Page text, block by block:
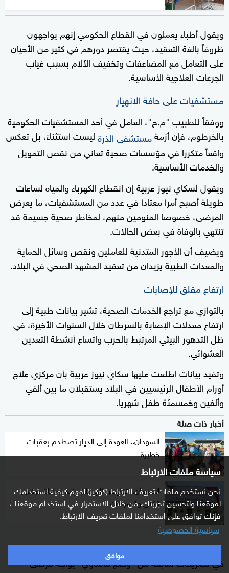
سياسة ملفات الارتباط
نحن نستخدم ملفات تعريف الارتباط (كوكيز) لفهم كيفية استخدامك
لموقعنا ولتحسين تجربتك. من خلال الاستمرار في استخدام موقعنا ،
فإنك توافق على استخدامنا لملفات تعريف الارتباط.
سياسية الخصوصية
موافق
ويقول أطباء يعملون في القطاع الحكومي إنهم يواجهون
ظروفاً بالغة التعقيد، حيث يقتصر دورهم في كثير من الأحيان
على التعامل مع المضاعفات وتخفيف الآلام بسبب غياب
الجرعات العلاجية الأساسية.
مستشفيات على حافة الانهيار
ووفقاً للطبيب "م.ح"، العامل في أحد المستشفيات الحكومية
بالخرطوم، فإن أزمةمستشفى الذرةليست استثناءً، بل تعكس
واقعاً متكررا في مؤسسات صحية تعاني من نقص التمويل
والخدمات الأساسية.
ويقول لسكاي نيوز عربية إن انقطاع الكهرباء والمياه لساعات
طويلة أصبح أمرا معتادا في عدد من المستشفيات، ما يعرض
المرضى، خصوصا المنومين منهم، لمخاطر صحية جسيمة قد
تنتهي بالوفاة في بعض الحالات.
ويضيف أن الأجور المتدنية للعاملين ونقص وسائل الحماية
والمعدات الطبية يزيدان من تعقيد المشهد الصحي في البلاد.
ارتفاع مقلق للإصابات
بالتوازي مع تراجع الخدمات الصحية، تشير بيانات طبية إلى
ارتفاع معدلات الإصابة بالسرطان خلال السنوات الأخيرة، في
ظل التدهور البيئي المرتبط بالحرب واتساع أنشطة التعدين
العشوائي.
وتفيد بيانات اطلعت عليها سكاي نيوز عربية بأن مركزي علاج
أورام الأطفال الرئيسيين في البلاد يستقبلان ما بين ألفي
وألفين وخمسمئة طفل شهريا.
أخبار ذات صلة
السودان.. العودة إلى الديار تصطدم بعقبات
خطيرة
السودان.. تقليص الجرعات يزيد معاناة مرضى
الكلى والسرطان
وكانت استشارية أورام الأطفال ندى عثمان يوسف قد حذرت
في تصريحات سابقة من "وضع مأساوي" يواجه مرضى